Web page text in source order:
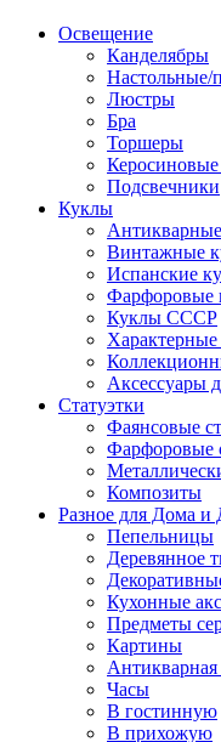
Освещение
Канделябры
Настольные/
Люстры
Бра
Торшеры
Подсвечники
Куклы
Винтажные
Испанские
Фарфоровые
Куклы СССР
Аксессуары
Статуэтки
Фаянсовые
Фарфоровые
Композиты
Разное для Дома
Пепельницы
Деревянное
Кухонные
Предметы
Картины
Антикварная
Часы
В гостинную
В прихожую